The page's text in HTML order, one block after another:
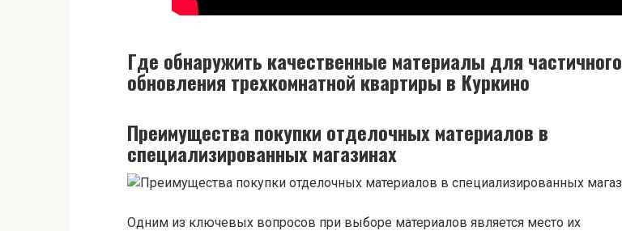
Где обнаружить качественные материалы для частичного
обновления трехкомнатной квартиры в Куркино
Преимущества покупки отделочных материалов в
специализированных магазинах
Одним из ключевых вопросов при выборе материалов является место их